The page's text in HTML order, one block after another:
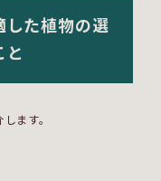
した植物の選
ます。